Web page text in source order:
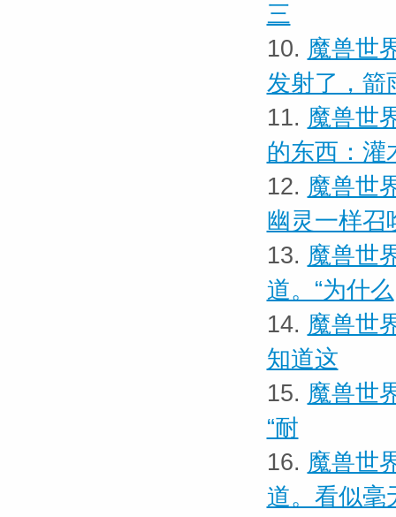
三
10. 魔兽世
发射了，箭
11. 魔兽世
的东西：灌
12. 魔兽世
幽灵一样召
13. 魔兽世
道。“为什么
14. 魔兽世
知道这
15. 魔兽世
“耐
16. 魔兽世
道。看似毫